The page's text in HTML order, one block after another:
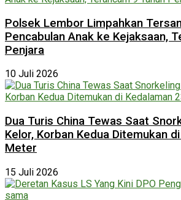
Polsek Lembor Limpahkan
Pencabulan Anak ke Kejaksaan,
Penjara
10 Juli 2026
Dua Turis China Tewas Saat
Kelor, Korban Kedua Ditemukan
Meter
15 Juli 2026